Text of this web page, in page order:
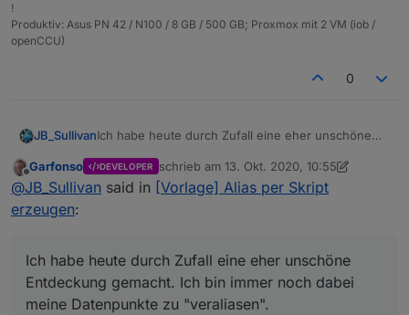
!
Produktiv: Asus PN 42 / N100 / 8 GB / 500 GB; Proxmox mit 2 VM (iob /
openCCU)
0
JB_SullivanIch habe heute durch Zufall eine eher unschöne
meine Datenpunkte zu "veraliasen".
Ich habe auch den Alexa Adapter 2.x laufen - nun
gucke ich heute durch Zufall in meine Alexa App -
Alexa hinzugefügt.
die Alias "Geräte" als Typ & Rolle Channel
eingetragen haben - hat das vielleicht damit etwas
zu tun?
Offline
Garfonso DEVELOPER schrieb am 13. Okt. 2020, 10:55
zuletzt editiert von Garfonso
@JB_Sullivan said in [Vorlage] Alias per Skript
erzeugen:
Ich habe heute durch Zufall eine eher unschöne
Entdeckung gemacht. Ich bin immer noch dabei
meine Datenpunkte zu "veraliasen".